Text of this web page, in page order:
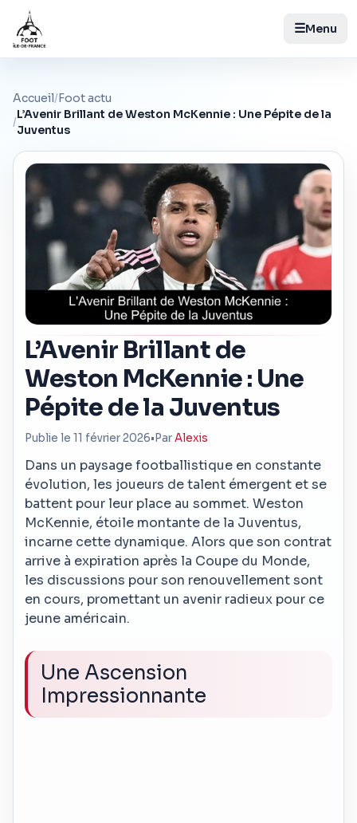
☰Menu
Accueil/Foot actu
/
L’Avenir Brillant de Weston McKennie : Une Pépite de la
Juventus
L’Avenir Brillant de
Weston McKennie : Une
Pépite de la Juventus
Publie le 11 février 2026• ParAlexis
Dans un paysage footballistique en constante
évolution, les joueurs de talent émergent et se
battent pour leur place au sommet. Weston
McKennie, étoile montante de la Juventus,
incarne cette dynamique. Alors que son contrat
arrive à expiration après la Coupe du Monde,
les discussions pour son renouvellement sont
en cours, promettant un avenir radieux pour ce
jeune américain.
Une Ascension
Impressionnante